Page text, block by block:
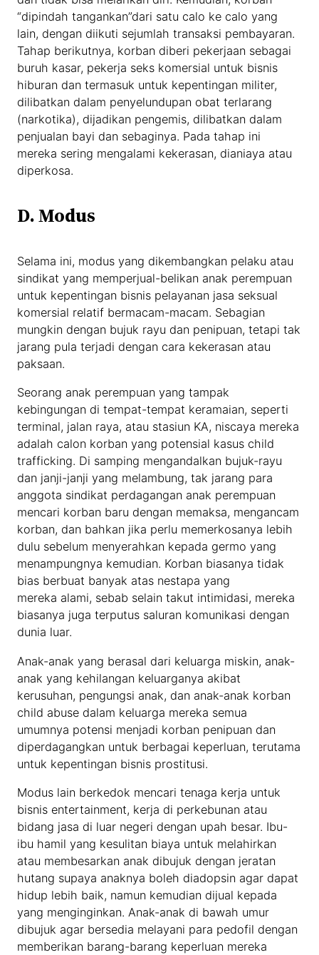
“dipindah tangankan”dari satu calo ke calo yang
lain, dengan diikuti sejumlah transaksi pembayaran.
Tahap berikutnya, korban diberi pekerjaan sebagai
buruh kasar, pekerja seks komersial untuk bisnis
hiburan dan termasuk untuk kepentingan militer,
dilibatkan dalam penyelundupan obat terlarang
(narkotika), dijadikan pengemis, dilibatkan dalam
penjualan bayi dan sebaginya. Pada tahap ini
mereka sering mengalami kekerasan, dianiaya atau
diperkosa.
D.Modus
Selama ini, modus yang dikembangkan pelaku atau
sindikat yang memperjual-belikan anak perempuan
untuk kepentingan bisnis pelayanan jasa seksual
komersial relatif bermacam-macam. Sebagian
mungkin dengan bujuk rayu dan penipuan, tetapi tak
jarang pula terjadi dengan cara kekerasan atau
paksaan.
Seorang anak perempuan yang tampak
kebingungan di tempat-tempat keramaian, seperti
terminal, jalan raya, atau stasiun KA, niscaya mereka
adalah calon korban yang potensial kasus child
trafficking. Di samping mengandalkan bujuk-rayu
dan janji-janji yang melambung, tak jarang para
anggota sindikat perdagangan anak perempuan
mencari korban baru dengan memaksa, mengancam
korban, dan bahkan jika perlu memerkosanya lebih
dulu sebelum menyerahkan kepada germo yang
menampungnya kemudian. Korban biasanya tidak
bias berbuat banyak atas nestapa yang
mereka alami, sebab selain takut intimidasi, mereka
biasanya juga terputus saluran komunikasi dengan
dunia luar.
Anak-anak yang berasal dari keluarga miskin, anak-
anak yang kehilangan keluarganya akibat
kerusuhan, pengungsi anak, dan anak-anak korban
child abuse dalam keluarga mereka semua
umumnya potensi menjadi korban penipuan dan
diperdagangkan untuk berbagai keperluan, terutama
untuk kepentingan bisnis prostitusi.
Modus lain berkedok mencari tenaga kerja untuk
bisnis entertainment, kerja di perkebunan atau
bidang jasa di luar negeri dengan upah besar. Ibu-
ibu hamil yang kesulitan biaya untuk melahirkan
atau membesarkan anak dibujuk dengan jeratan
hutang supaya anaknya boleh diadopsin agar dapat
hidup lebih baik, namun kemudian dijual kepada
yang menginginkan. Anak-anak di bawah umur
dibujuk agar bersedia melayani para pedofil dengan
memberikan barang-barang keperluan mereka